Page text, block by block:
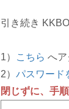
引き続き
1） こちら へア
2） パスワード
閉じずに、手